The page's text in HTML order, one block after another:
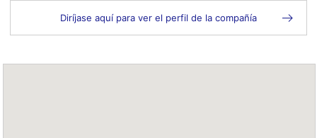
Diríjase aquí para ver el perfil de la compañía